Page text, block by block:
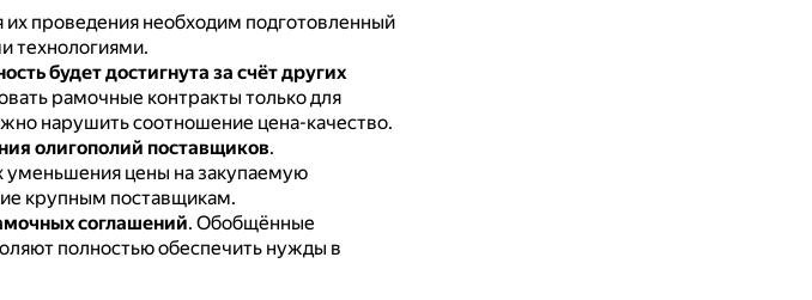
их проведения необходим подготовленный
технологиями.
будет достигнута за счёт других
рамочные контракты только для
нарушить соотношение цена-качество.
олигополий поставщиков.
уменьшения цены на закупаемую
крупным поставщикам.
соглашений. Обобщённые
полностью обеспечить нужды в